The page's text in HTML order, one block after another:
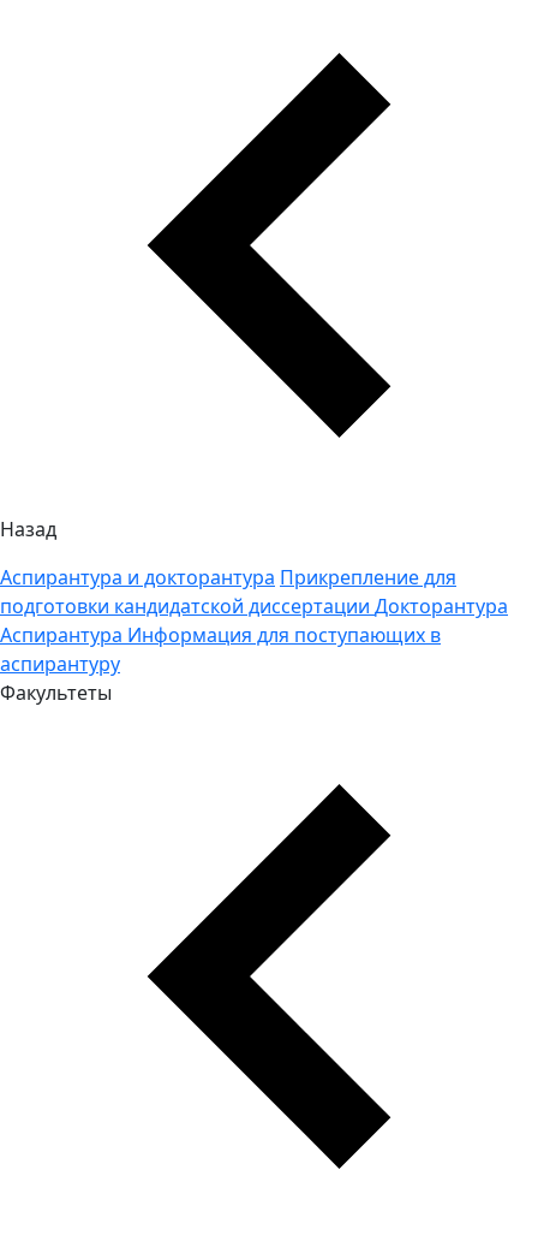
Назад
Аспирантура и докторантура Прикрепление для
подготовки кандидатской диссертации Докторантура
Аспирантура Информация для поступающих в
аспирантуру
Факультеты